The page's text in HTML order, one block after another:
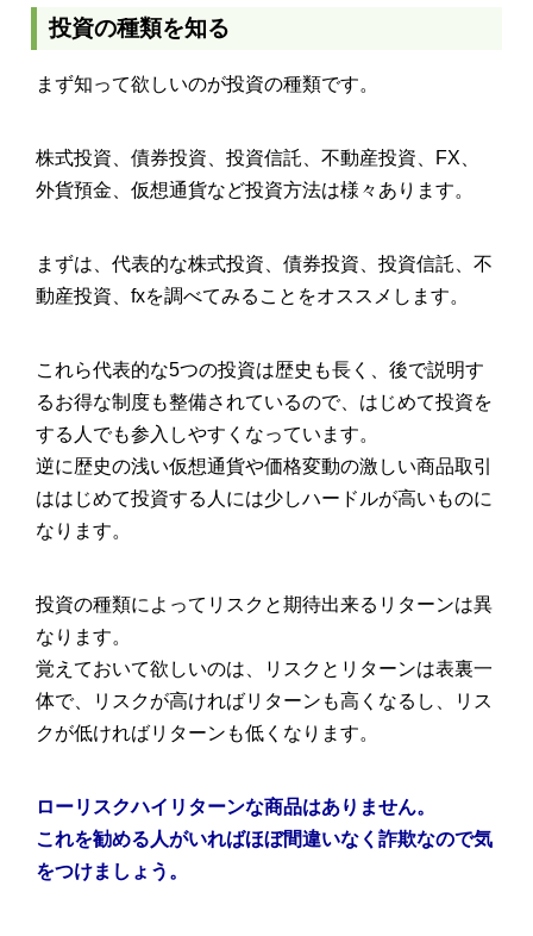
投資の種類を知る
まず知って欲しいのが投資の種類です。
株式投資、債券投資、投資信託、不動産投資、FX、
外貨預金、仮想通貨など投資方法は様々あります。
まずは、代表的な株式投資、債券投資、投資信託、不
動産投資、fxを調べてみることをオススメします。
これら代表的な5つの投資は歴史も長く、後で説明す
るお得な制度も整備されているので、はじめて投資を
する人でも参入しやすくなっています。
逆に歴史の浅い仮想通貨や価格変動の激しい商品取引
ははじめて投資する人には少しハードルが高いものに
なります。
投資の種類によってリスクと期待出来るリターンは異
なります。
覚えておいて欲しいのは、リスクとリターンは表裏一
体で、リスクが高ければリターンも高くなるし、リス
クが低ければリターンも低くなります。
ローリスクハイリターンな商品はありません。
これを勧める人がいればほぼ間違いなく詐欺なので気
をつけましょう。